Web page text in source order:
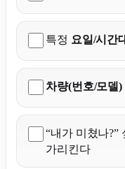
특정 요일/시간
차량(번호/모델)
“내가 미쳤나?”
가리킨다